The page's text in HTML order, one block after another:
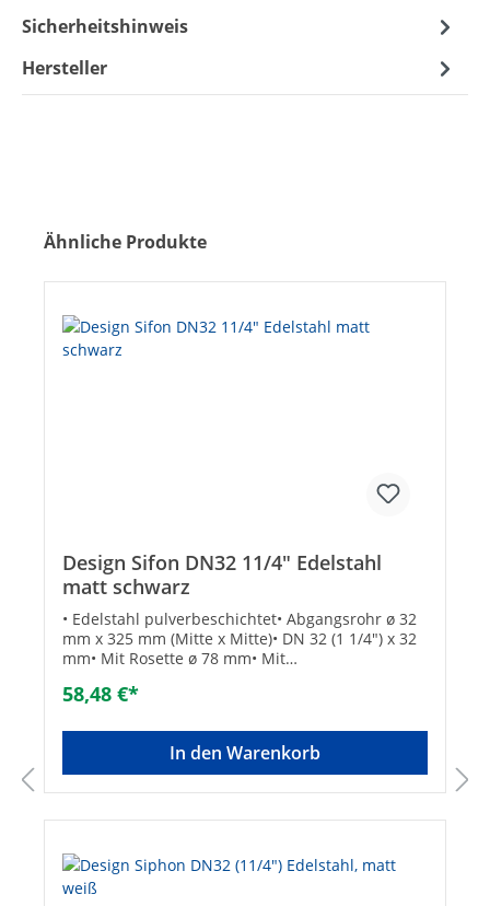
Sicherheitshinweis
Hersteller
Produktgalerie überspringen
Ähnliche Produkte
Design Sifon DN32 11/4" Edelstahl
matt schwarz
• Edelstahl pulverbeschichtet• Abgangsrohr ø 32
mm x 325 mm (Mitte x Mitte)• DN 32 (1 1/4") x 32
mm• Mit Rosette ø 78 mm• Mit
Daten inkl. Wandbefestigung:NeinLänge
[mm]:325Raumsparsiphon:NeinVerwendungszwe
ck:WaschbeckenForm:FlaschensiphonMaterial:ros
tfreier
StahlOberflächenschutz:lackiertFarbe:schwarzGe
wicht [g]:700Montage:AufputzArt der
Siphon-Abflussstopfen:ÜberwurfmutterMit
Inspektionsluke:JaÄußerer Rohrdurchmesser
Abflussrohr [mm]:32Anschluss
58,48 €*
In den Warenkorb